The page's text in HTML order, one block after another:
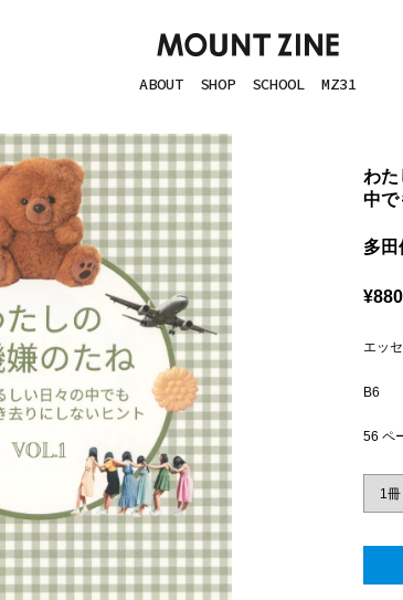
ABOUT SHOP SCHOOL MZ31
わ
中で
多田
¥880
エッ
B6
56 ペ